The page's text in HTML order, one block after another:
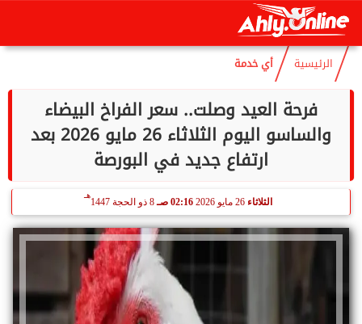
الجمعة
الرئيسية أي خدمة
فرحة العيد وصلت.. سعر الفراخ البيضاء
والساسو اليوم الثلاثاء 26 مايو 2026 بعد
ارتفاع جديد في البورصة
الثلاثاء 26 مايو 2026 02:16 صـ 8 ذو الحجة 1447
هـ